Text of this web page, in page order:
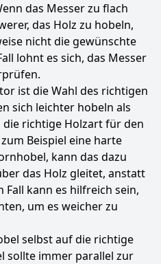
das Messer zu flach
das Holz zu hobeln,
nicht die gewünschte
lohnt es sich, das Messer
ist die Wahl des richtigen
sich leichter hobeln als
richtige Holzart für den
Beispiel eine harte
kann das dazu
das Holz gleitet, anstatt
Fall kann es hilfreich sein,
um es weicher zu
selbst auf die richtige
sollte immer parallel zur